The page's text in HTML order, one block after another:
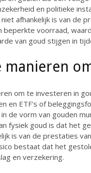
en politieke
afhankelijk is van de
beperkte voorraad,
van goud stijgen in
manieren
om te investeren in
en ETF's of
de vorm van gouden
fysiek goud is dat het
is van de prestaties
bestaat dat het
en verzekering.